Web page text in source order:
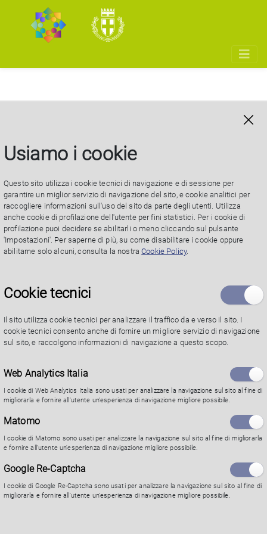
Settore Educativo
Aperte 10 posizioni presso il Settore Educativo
Formativi.
Di seguito i Nidi d’Infanzia coinvolti:
Nido d’Infanzia Acquerello, Stradello S. Girolamo
15/a
Nido d’Infanzia Brucoverde, Via Pescara 5/a
Nido d’infanzia Fiocco di Neve, Via Pini 14/a
Nido d’Infanzia Le Nuvole, V.lo Grossardi 7/a
Usiamo i cookie
Questo sito utilizza i cookie tecnici di navigazione e di sessione per
garantire un miglior servizio di navigazione del sito, e cookie analitici per
raccogliere informazioni sull'uso del sito da parte degli utenti. Utilizza
anche cookie di profilazione dell'utente per fini statistici. Per i cookie di
profilazione puoi decidere se abilitarli o meno cliccando sul pulsante
'Impostazioni'. Per saperne di più, su come disabilitare i cookie oppure
abilitarne solo alcuni, consulta la nostraCookie Policy.
Cookie tecnici
Il sito utilizza cookie tecnici per analizzare il traffico da e verso il sito. I
cookie tecnici consento anche di fornire un migliore servizio di navigazione
sul sito, e raccolgono informazioni di navigazione a questo scopo.
Web Analytics Italia
I cookie di Web Analytics Italia sono usati per analizzare la navigazione sul sito al fine di
migliorarla e fornire all'utente un'esperienza di navigazione migliore possibile.
Matomo
I cookie di Matomo sono usati per analizzare la navigazione sul sito al fine di migliorarla
e fornire all'utente un'esperienza di navigazione migliore possibile.
Google Re-Captcha
I cookie di Google Re-Captcha sono usati per analizzare la navigazione sul sito al fine di
migliorarla e fornire all'utente un'esperienza di navigazione migliore possibile.